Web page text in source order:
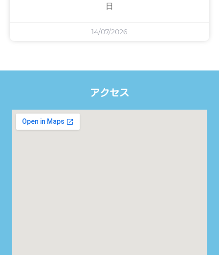
日
14/07/2026
アクセス